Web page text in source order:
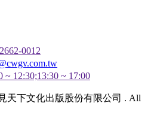
0012
12:30;13:30 ~ 17:00
天下文化出版股份有限公司 . All